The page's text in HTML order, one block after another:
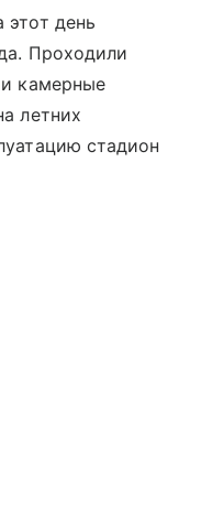
этот день
Проходили
и камерные
летних
стадион